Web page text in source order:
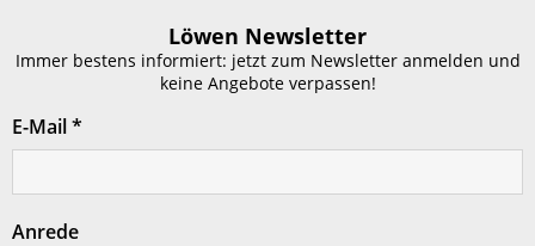
Löwen Newsletter
Immer bestens informiert: jetzt zum Newsletter anmelden und
keine Angebote verpassen!
E-Mail*
Anrede